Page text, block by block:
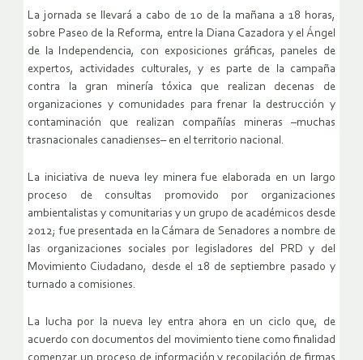
La jornada se llevará a cabo de 10 de la mañana a 18 horas,
sobre Paseo de la Reforma, entre la Diana Cazadora y el Ángel
de la Independencia, con exposiciones gráficas, paneles de
expertos, actividades culturales, y es parte de la campaña
contra la gran minería tóxica que realizan decenas de
organizaciones y comunidades para frenar la destrucción y
contaminación que realizan compañías mineras –muchas
trasnacionales canadienses– en el territorio nacional.
La iniciativa de nueva ley minera fue elaborada en un largo
proceso de consultas promovido por organizaciones
ambientalistas y comunitarias y un grupo de académicos desde
2012; fue presentada en la Cámara de Senadores a nombre de
las organizaciones sociales por legisladores del PRD y del
Movimiento Ciudadano, desde el 18 de septiembre pasado y
turnado a comisiones.
La lucha por la nueva ley entra ahora en un ciclo que, de
acuerdo con documentos del movimiento tiene como finalidad